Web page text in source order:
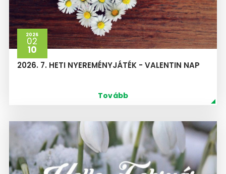
2026
02
10
2026. 7. HETI NYEREMÉNYJÁTÉK - VALENTIN NAP
Tovább